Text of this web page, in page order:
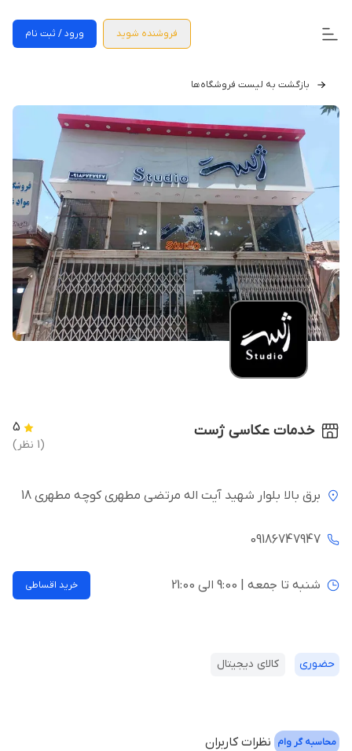
فروشنده شوید ورود / ثبت نام
بازگشت به لیست فروشگاه‌ها
خدمات عکاسی ژست 5
(1 نظر)
برق بالا بلوار شهید آیت اله مرتضی مطهری کوچه مطهری 18
09186747947
شنبه تا جمعه | 9:00 الی 21:00 خرید اقساطی
حضوری کالای دیجیتال
محاسبه گر وام نظرات کاربران